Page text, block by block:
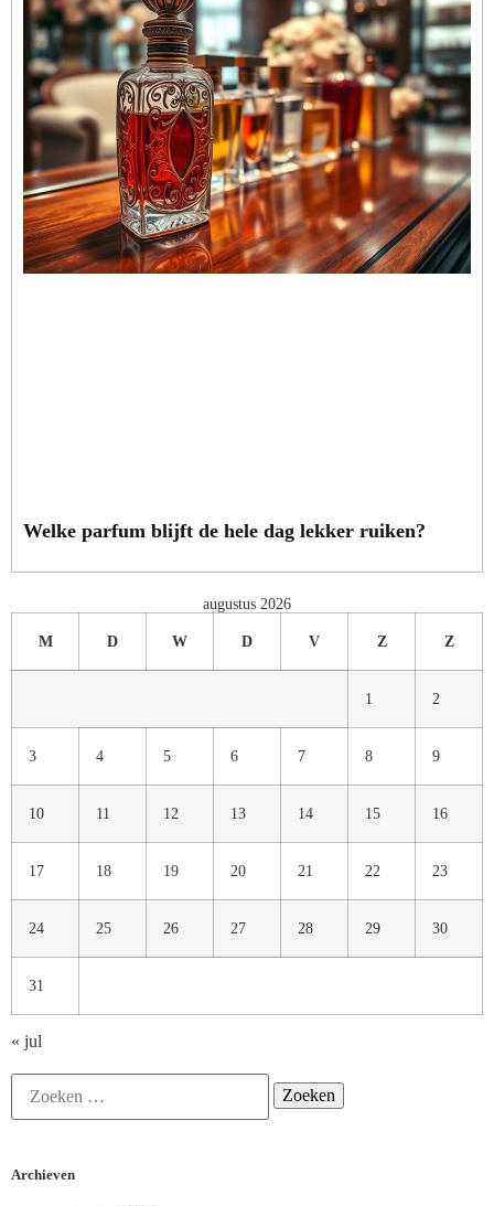
Welke parfum blijft de hele dag lekker ruiken?
augustus 2026
M D W D V Z Z
1 2
3 4 5 6 7 8 9
10 11 12 13 14 15 16
17 18 19 20 21 22 23
24 25 26 27 28 29 30
31
« jul
Archieven